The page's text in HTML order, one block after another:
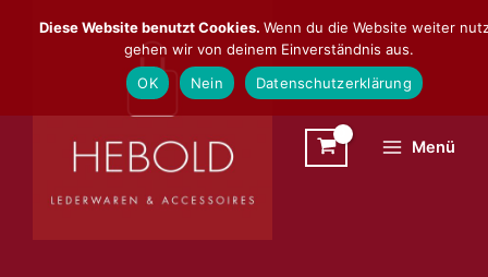
Inhalt
Menü
Diese Website benutzt Cookies. Wenn du die Website weiter
gehen wir von deinem Einverständnis aus.
OK
Nein Datenschutzerklärung